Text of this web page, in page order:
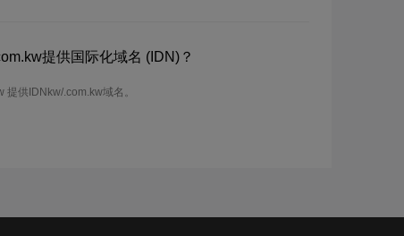
提供国际化域名 (IDN)？
供IDNkw/.com.kw域名。